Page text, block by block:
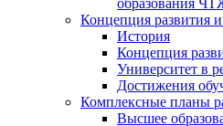
образования
Концепция развития
История
Концепция
Университет в
Достижения
Комплексные планы
Высшее